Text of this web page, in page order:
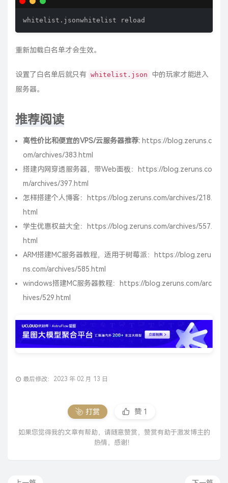
whitelist.jsonwhitelist reload
重新加载白名单才会生效。
设置了白名单后就只有 whitelist.json
中的玩家才能进入
服务器。
推荐阅读
高性价比和便宜的VPS/云服务器推荐: https://blog.zeruns.c
om/archives/383.html
搭建内网穿透服务器，带Web面板： https://blog.zeruns.co
m/archives/397.html
怎样搭建个人博客： https://blog.zeruns.com/archives/218.
html
学生优惠权益大全： https://blog.zeruns.com/archives/557.
html
ARM搭建MC服务器教程，适用于树莓派： https://blog.zeru
ns.com/archives/585.html
windows搭建MC服务器教程： https://blog.zeruns.com/arc
hives/529.html
最后修改：2023 年 02 月 13 日
打赏 赞 1
如果您觉得我的文章有帮助，请随意赞赏，赞赏有助于激发博主的
热情，感谢！